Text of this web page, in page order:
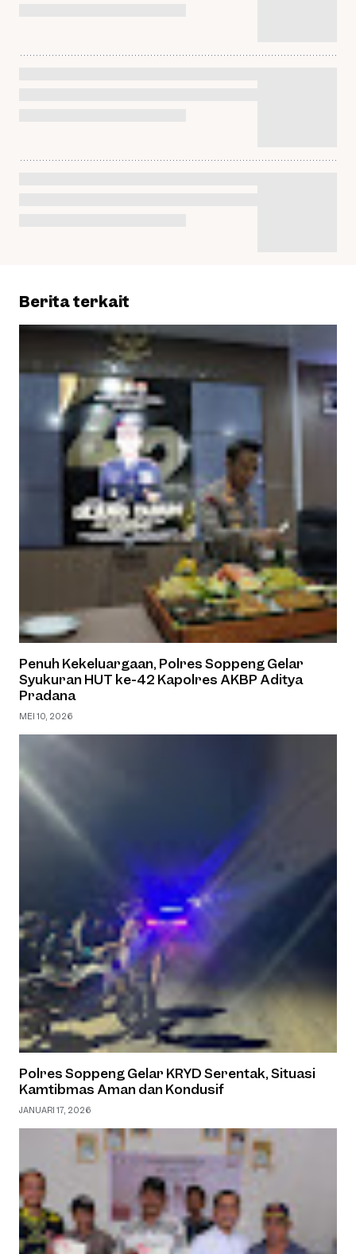
Berita terkait
Penuh Kekeluargaan, Polres Soppeng Gelar
Syukuran HUT ke-42 Kapolres AKBP Aditya
Pradana
MEI 10, 2026
Polres Soppeng Gelar KRYD Serentak, Situasi
Kamtibmas Aman dan Kondusif
JANUARI 17, 2026